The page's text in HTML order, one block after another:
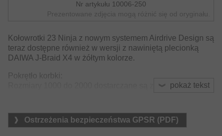
Nr artykułu 10006-250
Prezentowane zdjęcia mogą różnić się od oryginału.
pokaż tekst
Kołowrotki 23 Ninja z nowym systemem Airdrive Design są
teraz dostępne również w wersji z nawiniętą plecionką
DAIWA J-Braid X4 w żółtym kolorze.
Pokrętło korbki:
Rozmiary 1000 do 2000 dostarczane są z pokrętłem w
Opis modeli:
Ostrzeżenia bezpieczeństwa GPSR (PDF)